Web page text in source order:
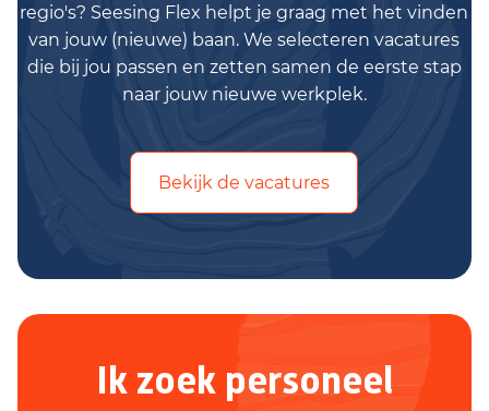
regio's? Seesing Flex helpt je graag met het vinden
van jouw (nieuwe) baan. We selecteren vacatures
die bij jou passen en zetten samen de eerste stap
naar jouw nieuwe werkplek.
Bekijk de vacatures
Ik zoek personeel